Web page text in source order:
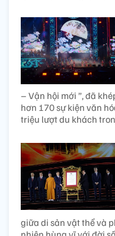
– Vận hội mới ”, đã
hơn 170 sự kiện văn
triệu lượt du khách
giữa di sản vật thể và